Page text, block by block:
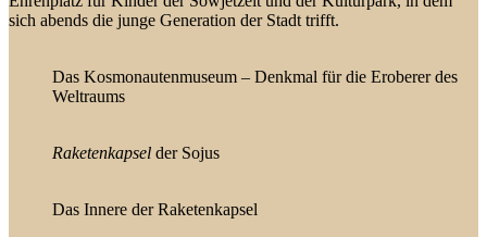
sich abends die junge Generation der Stadt trifft.
Das Kosmonautenmuseum – Denkmal für die Eroberer des
Weltraums
Raketenkapsel der Sojus
Das Innere der Raketenkapsel